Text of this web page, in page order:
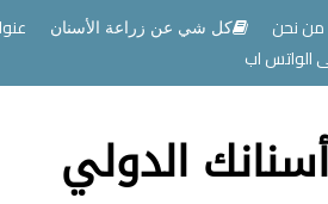
من نحن كل شي عن زراعة الأسنان
الواتس اب
الدولي